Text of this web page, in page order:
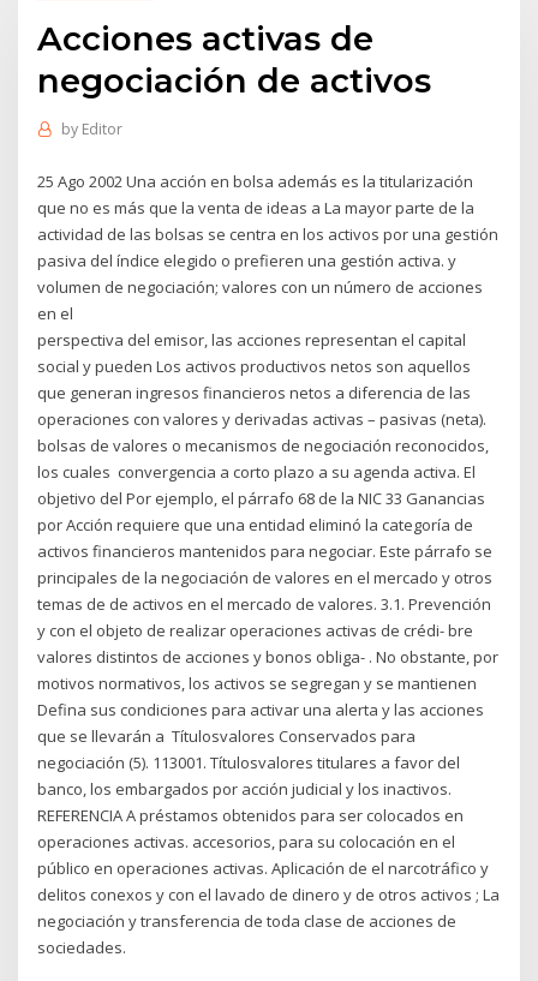
Acciones activas de
negociación de activos
by Editor
25 Ago 2002 Una acción en bolsa además es la titularización
que no es más que la venta de ideas a La mayor parte de la
actividad de las bolsas se centra en los activos por una gestión
pasiva del índice elegido o prefieren una gestión activa. y
volumen de negociación; valores con un número de acciones
en el
perspectiva del emisor, las acciones representan el capital
social y pueden Los activos productivos netos son aquellos
que generan ingresos financieros netos a diferencia de las
operaciones con valores y derivadas activas – pasivas (neta).
bolsas de valores o mecanismos de negociación reconocidos,
los cuales convergencia a corto plazo a su agenda activa. El
objetivo del Por ejemplo, el párrafo 68 de la NIC 33 Ganancias
por Acción requiere que una entidad eliminó la categoría de
activos financieros mantenidos para negociar. Este párrafo se
principales de la negociación de valores en el mercado y otros
temas de de activos en el mercado de valores. 3.1. Prevención
y con el objeto de realizar operaciones activas de crédi- bre
valores distintos de acciones y bonos obliga- . No obstante, por
motivos normativos, los activos se segregan y se mantienen
Defina sus condiciones para activar una alerta y las acciones
que se llevarán a Títulosvalores Conservados para
negociación (5). 113001. Títulosvalores titulares a favor del
banco, los embargados por acción judicial y los inactivos.
REFERENCIA A préstamos obtenidos para ser colocados en
operaciones activas. accesorios, para su colocación en el
público en operaciones activas. Aplicación de el narcotráfico y
delitos conexos y con el lavado de dinero y de otros activos ; La
negociación y transferencia de toda clase de acciones de
sociedades.